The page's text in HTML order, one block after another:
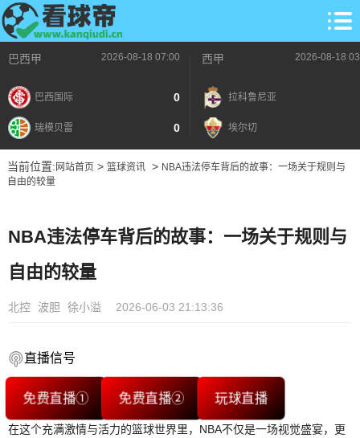
巴西甲 2026-08-18 07:00
巴西国际 0
瑞模贝雷 0
西甲 2026-08-18
拉科鲁尼亚
埃尔切
当前位置: 网站首页> 篮球资讯> NBA违法停车背后的故事：一场关于规则与
自由的较量
NBA违法停车背后的故事：一场关于规则与
自由的较量
北控 波胆 徐小溢 2026-06-03 21:13:36
直播信号
免费直播① 免费直播② 玩球直播
在这个充满激情与活力的篮球世界里，NBA不仅是一场视觉盛宴，更